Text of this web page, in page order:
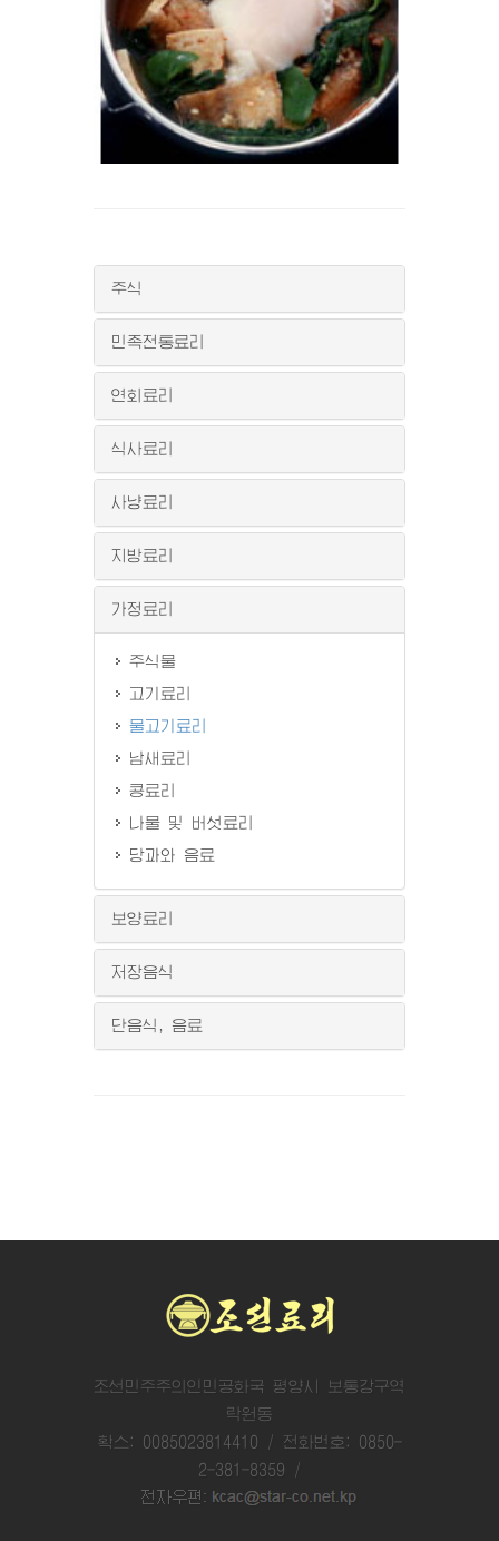
주식
민족전통료리
연회료리
식사료리
사냥료리
지방료리
가정료리
주식물
고기료리
물고기료리
남새료리
콩료리
나물 및 버섯료리
당과와 음료
보양료리
저장음식
단음식, 음료
조선민주주의인민공화국 평양시 보통강구역
락원동
확스: 0085023814410 / 전화번호: 0850-
2-381-8359 /